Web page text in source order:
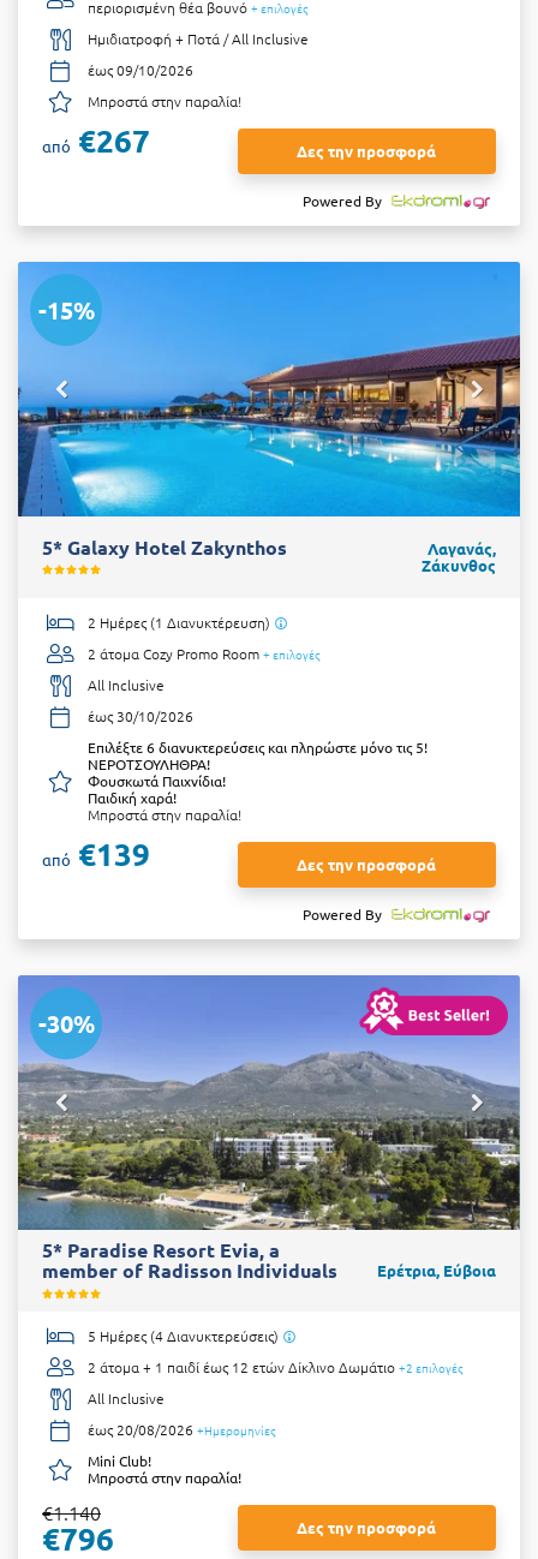
περιορισμένη θέα βουνό + επιλογές
Ημιδιατροφή + Ποτά / All Inclusive
έως 09/10/2026
Μπροστά στην παραλία!
από €267 Δες την προσφορά
Powered By
-15%
5* Galaxy Hotel Zakynthos
Λαγανάς,
Ζάκυνθος
2 Ημέρες (1 Διανυκτέρευση)
2 άτομα Cozy Promo Room + επιλογές
All Inclusive
έως 30/10/2026
Επιλέξτε 6 διανυκτερεύσεις και πληρώστε μόνο τις 5!
ΝΕΡΟΤΣΟΥΛΗΘΡΑ!
Φουσκωτά Παιχνίδια!
Παιδική χαρά!
Μπροστά στην παραλία!
από €139 Δες την προσφορά
Powered By
-30%
5* Paradise Resort Evia, a
member of Radisson Individuals
Ερέτρια, Εύβοια
5 Ημέρες (4 Διανυκτερεύσεις)
2 άτομα + 1 παιδί έως 12 ετώνΔίκλινο Δωμάτιο +2 επιλογές
All Inclusive
έως 20/08/2026 +Ημερομηνίες
Mini Club!
Μπροστά στην παραλία!
€1.140
€796 Δες την προσφορά